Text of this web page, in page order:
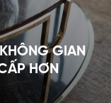
GIAN
HƠN